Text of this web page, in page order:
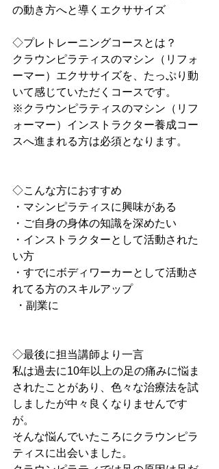
の動き方へと導くエクササイズ
◇プレトレーニングコースとは？
クラウンピラティスのマシン（リフォ
ーマー）エクササイズを、たっぷり動
いて感じていただくコースです。
※クラウンピラティスのマシン（リフ
ォーマー）インストラクター養成コー
スへ進まれる方は必須となります。
◇こんな方におすすめ
・マシンピラティスに興味がある
・ご自身の身体の知識を深めたい
・インストラクターとして活動された
い方
・すでにボディワーカーとして活動さ
れてる方のスキルアップ
・副業に
◇最後に担当講師より一言
私は過去に10年以上の足の痛みに悩ま
されたことがあり、色々な治療法を試
しましたが中々良くなりませんです
が。
そんな悩んでいたころにクラウンピラ
ティスに出会いました。